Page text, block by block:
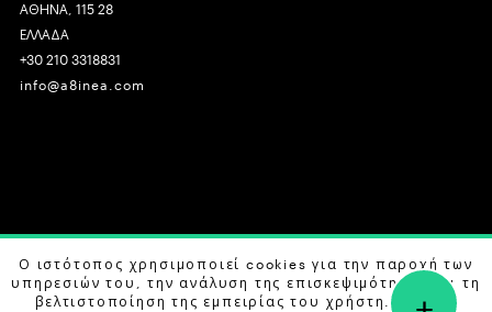
ΑΘΗΝΑ, 115 28
ΕΛΛΑΔΑ
+30 210 3318831
info@a8inea.com
COPYRIGHT © 2026 αθηΝΕΑ, ALL RIGHTS RESERVED.
DESIGN BY G DESIGN STUDIO. DEVELOPED BYB LABS
Ο ιστότοπος χρησιμοποιεί cookies για την παροχή των
υπηρεσιών του, την ανάλυση της επισκεψιμότητας και τη
βελτιστοποίηση της εμπειρίας του χρήστη. Μάθετε